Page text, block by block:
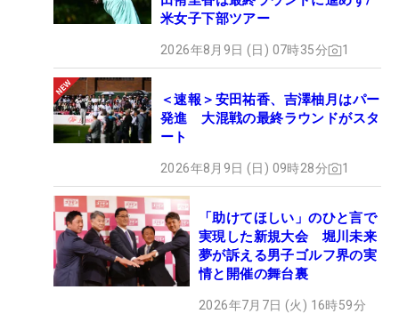
米女子下部ツアー
2026年8月9日 (日) 07時35分 1
＜速報＞安田祐香、吉澤柚月はパー
発進 大混戦の最終ラウンドがスタ
ート
2026年8月9日 (日) 09時28分 1
「助けてほしい」のひと言で
実現した新規大会 堀川未来
夢が訴える男子ゴルフ界の実
情と開催の舞台裏
2026年7月7日 (火) 16時59分